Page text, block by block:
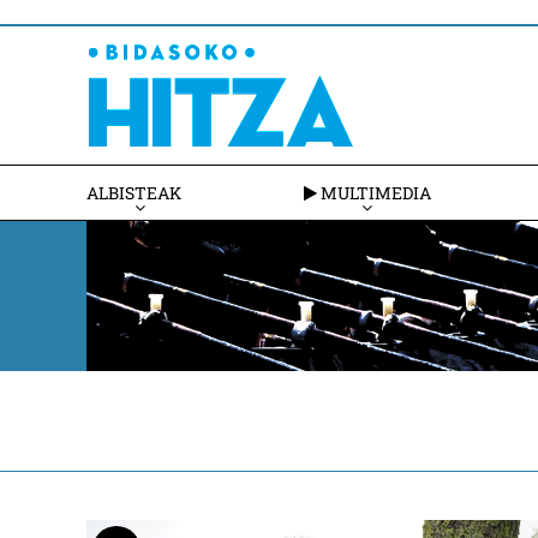
ALBISTEAK MULTIMEDIA